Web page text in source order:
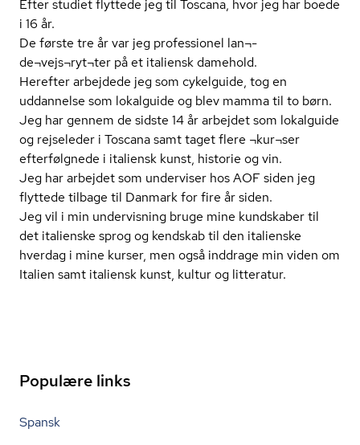
Efter studiet flyttede jeg til Toscana, hvor jeg har boede
i 16 år.
De første tre år var jeg professionel lan¬­
de¬vejs¬ryt¬ter på et italiensk damehold.
Herefter arbejdede jeg som cykelguide, tog en
uddannelse som lokalguide og blev mamma til to børn.
Jeg har gennem de sidste 14 år arbejdet som lokalguide
og rejseleder i Toscana samt taget flere ¬kur¬ser
efterfølgnede i italiensk kunst, historie og vin.
Jeg har arbejdet som underviser hos AOF siden jeg
flyttede tilbage til Danmark for fire år siden.
Jeg vil i min undervisning bruge mine kundskaber til
det italienske sprog og kendskab til den italienske
hverdag i mine kurser, men også inddrage min viden om
Italien samt italiensk kunst, kultur og litteratur.
Populære links
Spansk